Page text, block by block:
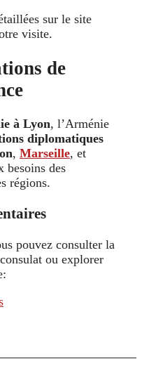
sur le site
visite.
de
à Lyon, l’Arménie
diplomatiques
, Marseille, et
besoins des
régions.
pouvez consulter la
ou explorer